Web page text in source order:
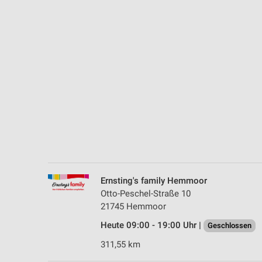
Ernsting's family Hemmoor
Otto-Peschel-Straße 10
21745 Hemmoor
Heute 09:00 - 19:00 Uhr |
Geschlossen
311,55 km
Notwendig